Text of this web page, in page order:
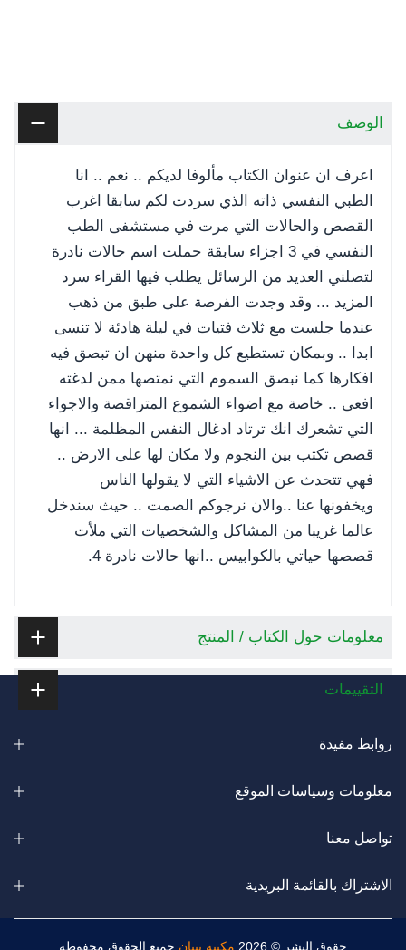
الوصف
اعرف ان عنوان الكتاب مألوفا لديكم .. نعم .. انا
الطبي النفسي ذاته الذي سردت لكم سابقا اغرب
القصص والحالات التي مرت في مستشفى الطب
النفسي في 3 اجزاء سابقة حملت اسم حالات نادرة
لتصلني العديد من الرسائل يطلب فيها القراء سرد
المزيد ... وقد وجدت الفرصة على طبق من ذهب
عندما جلست مع ثلاث فتيات في ليلة هادئة لا تنسى
ابدا .. وبمكان تستطيع كل واحدة منهن ان تبصق فيه
افكارها كما نبصق السموم التي نمتصها ممن لدغته
افعى .. خاصة مع اضواء الشموع المتراقصة والاجواء
التي تشعرك انك ترتاد ادغال النفس المظلمة ... انها
قصص تكتب بين النجوم ولا مكان لها على الارض ..
فهي تتحدث عن الاشياء التي لا يقولها الناس
ويخفونها عنا ..والان نرجوكم الصمت .. حيث سندخل
عالما غريبا من المشاكل والشخصيات التي ملأت
قصصها حياتي بالكوابيس ..انها حالات نادرة 4.
معلومات حول الكتاب / المنتج
التقييمات
روابط مفيدة
معلومات وسياسات الموقع
تواصل معنا
الاشتراك بالقائمة البريدية
حقوق النشر © 2026 مكتبة بنيان جميع الحقوق محفوظة